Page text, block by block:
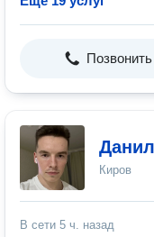
Позвонить
Киров
В сети 5 ч. назад